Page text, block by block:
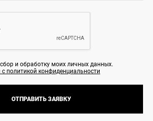
и обработку моих личных данных.
политикой конфиденциальности
ОТПРАВИТЬ ЗАЯВКУ